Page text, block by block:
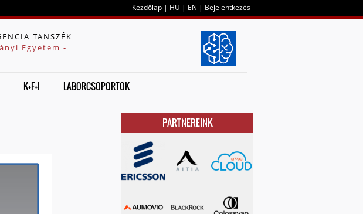
Kezdőlap | HU | EN | Bejelentkezés
TANSZÉK
Egyetem -
K+F+I LABORCSOPORTOK
PARTNEREINK